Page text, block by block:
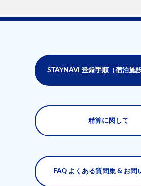
STAYNAVI 登録⼿順（宿泊施
精算に関して
FAQ よくある質問集 & お問